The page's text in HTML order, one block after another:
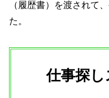
（履歴書）を渡されて
た。
仕事探し